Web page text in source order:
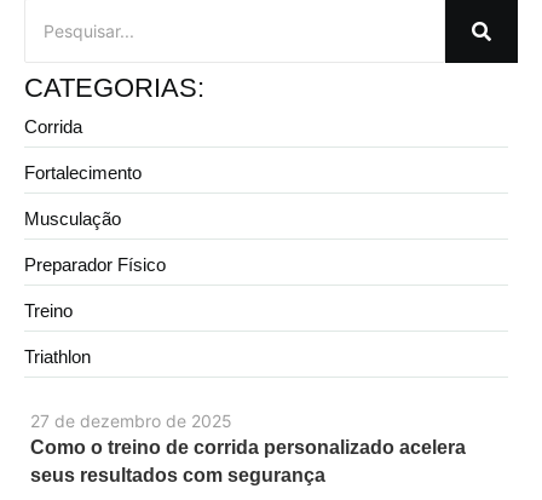
27 de dezembro de 2025
Como o treino de corrida personalizado acelera
seus resultados com segurança
CATEGORIAS:
Corrida
Fortalecimento
Musculação
Preparador Físico
Treino
Triathlon